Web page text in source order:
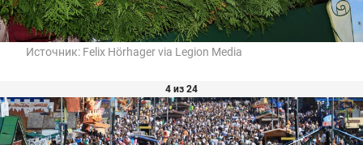
Источник: Felix Hörhager via Legion Media
4 из 24